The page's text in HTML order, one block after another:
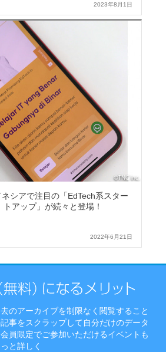
2023年8月1日
ネシアで注目の「EdTech系スター
トアップ」が続々と登場！
2022年6月21日
のアーカイブを制限なく閲覧すること
事をスクラップして自分だけのデータ
員限定でご参加いただけるイベントも
と詳しく